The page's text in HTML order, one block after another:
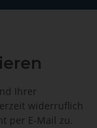
Ihrer
widerruflich
per E-Mail zu.